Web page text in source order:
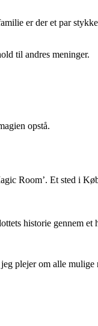
er der et par
til andres meninger.
opstå.
Room’. Et sted i
historie gennem et
plejer om alle